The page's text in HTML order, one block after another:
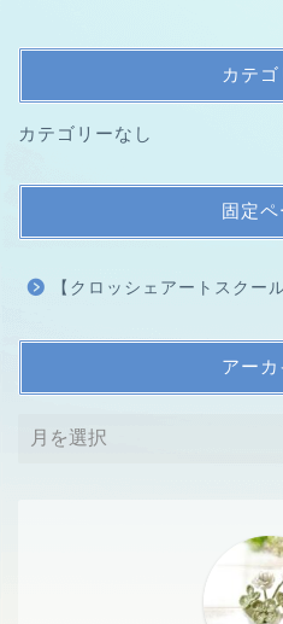
カテ
カテゴリーなし
固定ペ
【クロッシェアートスクー
アー